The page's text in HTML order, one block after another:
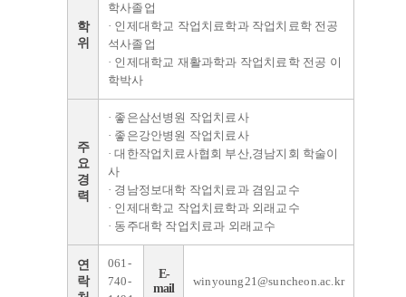
학
위
학사졸업
· 인제대학교 작업치료학과 작업치료학 전공
석사졸업
· 인제대학교 재활과학과 작업치료학 전공 이
학박사
주
요
경
력
· 좋은삼선병원 작업치료사
· 좋은강안병원 작업치료사
· 대한작업치료사협회 부산,경남지회 학술이
사
· 경남정보대학 작업치료과 겸임교수
· 인제대학교 작업치료학과 외래교수
· 동주대학 작업치료과 외래교수
연
락
061-
740-
E-
mail
winyoung21@suncheon.ac.kr